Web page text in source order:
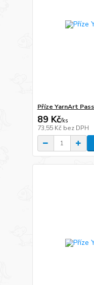
Příze YarnArt
89 Kč/ks
73,55 Kč bez DPH